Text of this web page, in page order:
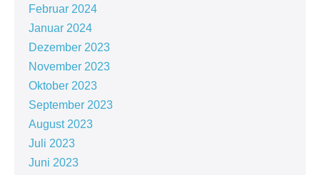
Februar 2024
Januar 2024
Dezember 2023
November 2023
Oktober 2023
September 2023
August 2023
Juli 2023
Juni 2023